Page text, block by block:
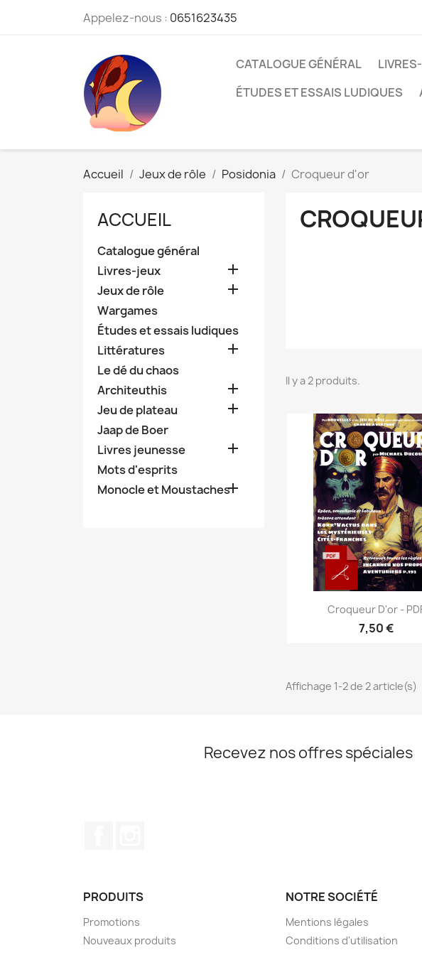
Appelez-nous : 0651623435
CATALOGUE GÉNÉRAL
ÉTUDES ET ESSAIS LUDIQUES
Accueil Jeux de rôle Posidonia Croqueur d'or
ACCUEIL
Catalogue général
Livres-jeux

Jeux de rôle 
Wargames
Études et essais ludiques
Littératures

Le dé du chaos
Architeuthis

Jeu de plateau 
Jaap de Boer
Livres jeunesse

Mots d'esprits
Monocle et Moustaches
Il y a 2 produits.
Aperçu
Croqueur D'or -
7,50 €
Affichage 1-2 de 2 article(s)
Recevez nos offres spéciales
PRODUITS
Promotions
Nouveaux produits
NOTRE SOCIÉTÉ
Mentions légales
Conditions d'utilisation